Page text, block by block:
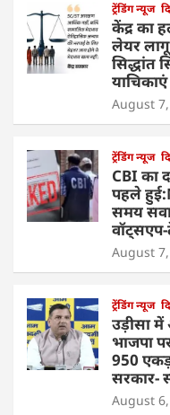
ट्रेंडिंग न्यूज
केंद्र का
लेयर लागू
सिद्धांत
August
ट्रेंडिंग न्यूज
CBI का
पहले
समय
वॉट्सएप-
August
ट्रेंडिंग न्यूज
उड़ीसा
भाजपा
950
सरकार-
August